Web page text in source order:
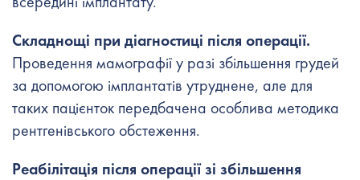
Складнощі при діагностиці після операції.
Проведення мамографії у разі збільшення грудей
за допомогою імплантатів утруднене, але для
таких пацієнток передбачена особлива методика
рентгенівського обстеження.
Реабілітація після операції зі збільшення